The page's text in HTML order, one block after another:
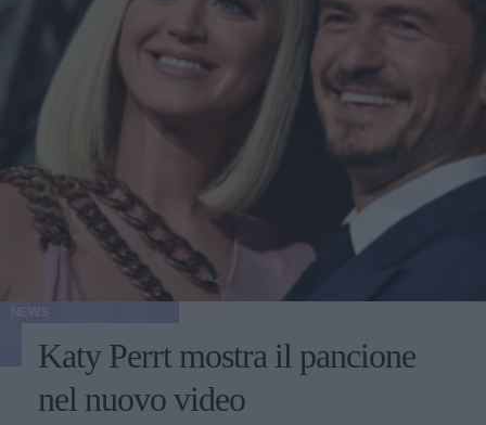
Katy Perrt mostra il pancione
nel nuovo video